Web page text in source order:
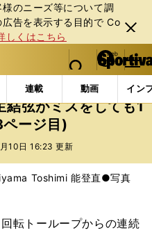
のニーズ等について調
告を表⽰する⽬的で Co
しくはこちら
閉じ
る
web Sportiva (webスポルティーバ)
検索
マイペ
ー
ジ
メニュ
連載 動画 イン
フィギュア 全日本でも高得
結弦がミスをしても1
ージ目)
10日 16:23 更新
Toshimi 能登直●写真
転トーループからの連続